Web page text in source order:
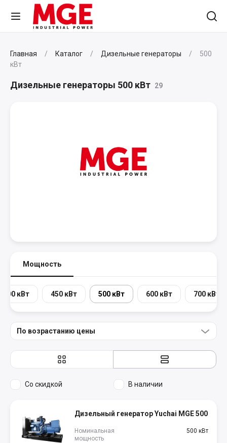
Главная Каталог Дизельные генераторы
500
кВт
Дизельные генераторы 500 кВт 29
Мощность
400 кВт 450 кВт 500 кВт 600 кВт 700 кВт
По возрастанию цены
Со скидкой В наличии
Дизельный генератор Yuchai MGE 500
Номинальная
мощность
500 кВт